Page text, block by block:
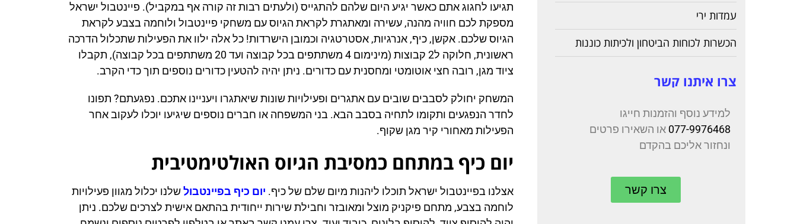
תגיעו לחגוג אתם כאשר יגיע היום שלהם להתגייס (ולעתים רבות זה קורה אף במקביל). פיינטבול ישראל
מספקת לכם חוויה מהנה, עשירה ומאתגרת לקראת הגיוס עם משחקי פיינטבול ולוחמה בצבע לקראת
הגיוס שלכם. אקשן, כיף, אנרגיות, אסטרטגיה וכמובן הישרדות! כל אלה ילוו את הפעילות שתכלול הדרכה
ראשונית, חלוקה ל2 קבוצות (מינימום 4 משתתפים בכל קבוצה ועד 20 משתתפים בכל קבוצה), תקבלו
ציוד מגן, רובה חצי אוטומטי ומחסנית עם כדורים. ניתן יהיה להטעין כדורים נוספים תוך כדי הקרב.
המשחק יחולק לסבבים שובים עם אתגרים ופעילויות שונות שיאתגרו ויעניינו אתכם. נפגעתם? תפונו
לחדר הנפגעים ותקומו לתחיה בסבב הבא. בני המשפחה או חברים נוספים שיגיעו יוכלו לעקוב אחר
הפעילות מאחורי קיר מגן שקוף.
יום כיף במתחם כמסיבת הגיוס האולטימטיבית
אצלנו בפיינטבול ישראל תוכלו ליהנות מיום שלם של כיף. יום כיף בפיינטבולשלנו יכלול מגוון פעילויות
לוחמה בצבע, מתחם פיקניק מוצל ומאובזר וחבילת שירות ייחודית בהתאם אישית לצרכים שלכם. ניתן
עמדות ירי
הכשרות לכוחות הביטחון ולכיתות כוננות
צרו איתנו קשר
למידע נוסף והזמנות חייגו
077-9976468 או השאירו פרטים
ונחזור אליכם בהקדם
צרו קשר